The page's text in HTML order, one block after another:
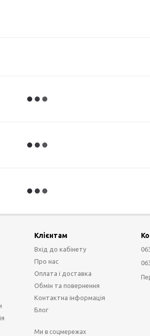
Клієнтам
Вхід до кабінету
Про нас
Оплата і доставка
Обмін та повернення
Контактна інформація
Блог
Ми в соцмережах